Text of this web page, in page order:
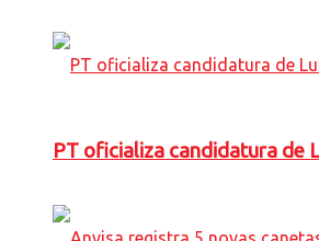
PT oficializa candidatura de